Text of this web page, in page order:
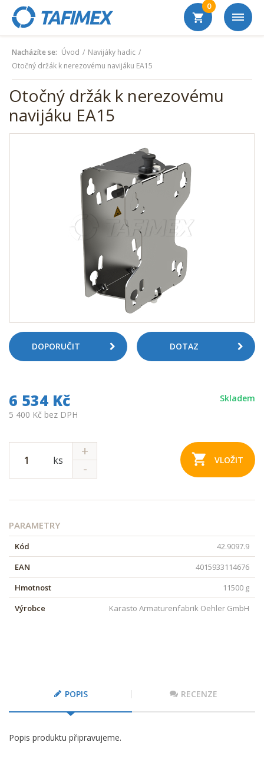
0
Nacházíte se: Úvod
Navijáky hadic
Otočný držák k nerezovému navijáku EA15
Otočný držák k nerezovému
navijáku EA15
DOPORUČIT DOTAZ
6 534 Kč
5 400 Kč bez DPH
Skladem
ks VLOŽIT
PARAMETRY
Kód
42.9097.9
EAN
4015933114676
Hmotnost
11500 g
Výrobce
Karasto Armaturenfabrik Oehler GmbH
POPIS RECENZE
Popis produktu připravujeme.